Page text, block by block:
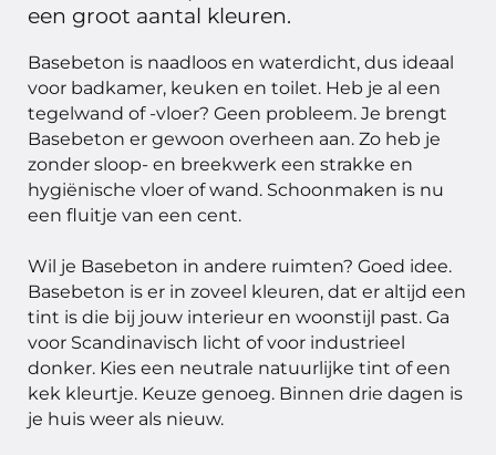
een groot aantal kleuren.
Basebeton is naadloos en waterdicht, dus ideaal
voor badkamer, keuken en toilet. Heb je al een
tegelwand of -vloer? Geen probleem. Je brengt
Basebeton er gewoon overheen aan. Zo heb je
zonder sloop- en breekwerk een strakke en
hygiënische vloer of wand. Schoonmaken is nu
een fluitje van een cent.
Wil je Basebeton in andere ruimten? Goed idee.
Basebeton is er in zoveel kleuren, dat er altijd een
tint is die bij jouw interieur en woonstijl past. Ga
voor Scandinavisch licht of voor industrieel
donker. Kies een neutrale natuurlijke tint of een
kek kleurtje. Keuze genoeg. Binnen drie dagen is
je huis weer als nieuw.